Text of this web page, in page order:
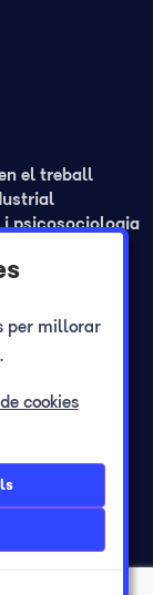
el treball
i psicosociologia
laboral
per millorar
cookies